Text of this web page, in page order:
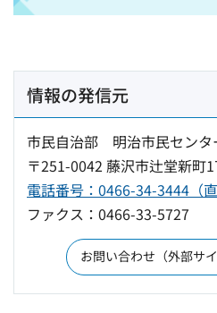
情報の発信元
市民自治部 明治市民センタ
〒251-0042 藤沢市辻堂新町
電話番号：0466-34-3444（直
ファクス：0466-33-5727
お問い合わせ（外部サ